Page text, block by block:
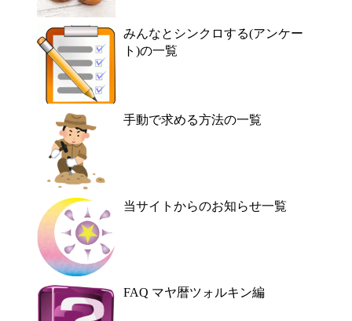
みんなとシンクロする(アンケー
ト)の一覧
手動で求める方法の一覧
当サイトからのお知らせ一覧
FAQ マヤ暦ツォルキン編